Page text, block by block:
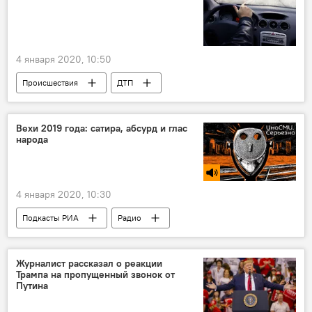
4 января 2020, 10:50
Происшествия
ДТП
Полиция Клайпедского района
Вехи 2019 года: сатира, абсурд и глас
народа
4 января 2020, 10:30
Подкасты РИА Радио
Журналист рассказал о реакции
Трампа на пропущенный звонок от
Путина